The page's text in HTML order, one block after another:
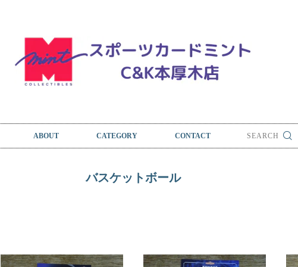
ABOUT CATEGORY CONTACT
バスケットボール